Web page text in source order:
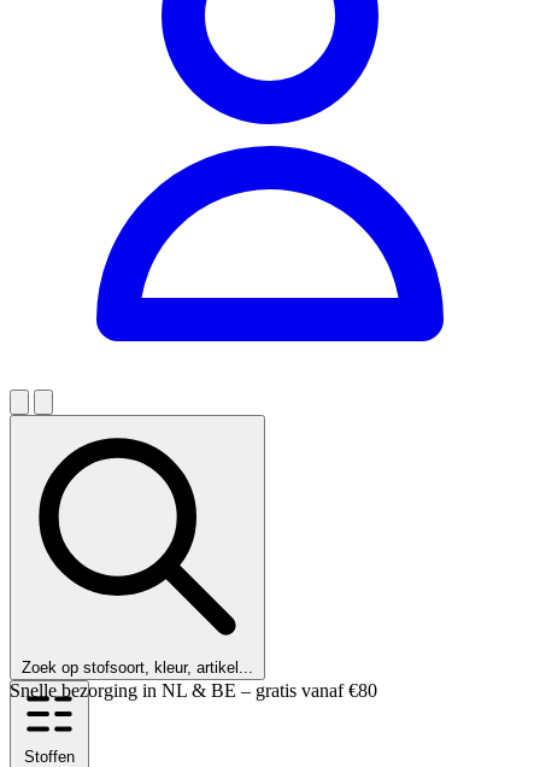
Zoek op stofsoort, kleur, artikel...
Klanten beoordelen ons met een 9,6!
Stoffen